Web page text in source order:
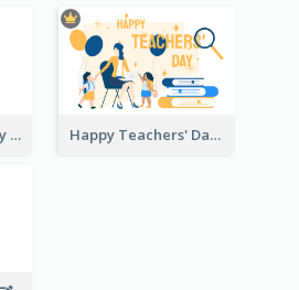
Happy Mother's Day Happy Teachers' Day